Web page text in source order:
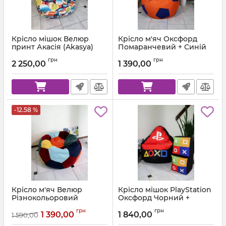
Крісло мішок Велюр
принт Акасія (Akasya)
2 250,00 грн
Крісло м'яч Оксфорд
Помаранчевий + Синій
1 390,00 грн
-12.58 %
Крісло м'яч Велюр
Різнокольоровий
1 590,00 1 390,00 грн
Крісло мішок PlayStation
Оксфорд Чорний +
Артикул: km-ps-ox-001-162-xl
1 840,00 грн